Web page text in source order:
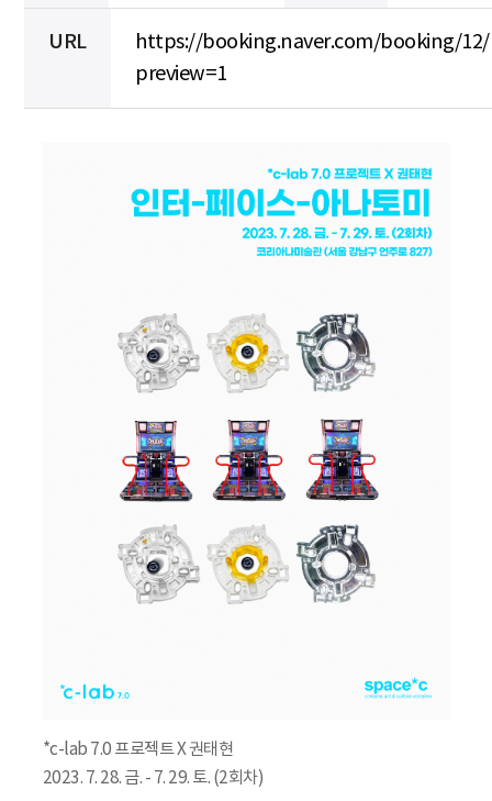
URL
https://booking.naver.com/booking/12/
preview=1
*c-lab 7.0 프로젝트 X 권태현
2023. 7. 28. 금. - 7. 29. 토. (2회차)